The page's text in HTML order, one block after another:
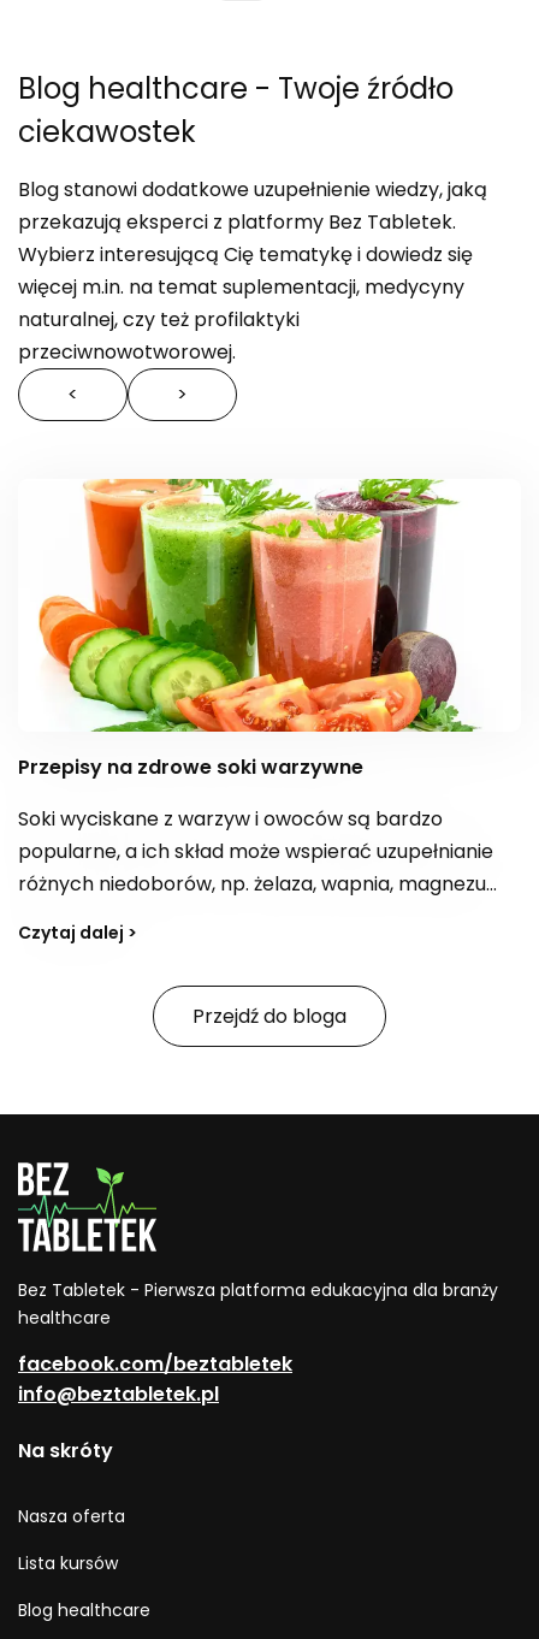
Blog healthcare - Twoje źródło
ciekawostek
Blog stanowi dodatkowe uzupełnienie wiedzy, jaką
przekazują eksperci z platformy Bez Tabletek.
Wybierz interesującą Cię tematykę i dowiedz się
więcej m.in. na temat suplementacji, medycyny
naturalnej, czy też profilaktyki
przeciwnowotworowej.
<
>
Przepisy na zdrowe soki warzywne
Soki wyciskane z warzyw i owoców są bardzo
popularne, a ich skład może wspierać uzupełnianie
różnych niedoborów, np. żelaza, wapnia, magnezu
zależności od kompozycji bywają postrzegane jako
„bomba witaminowa” z witaminami z grupy B,
witaminą E i C. Jak tworzyć przepisy na smaczne,
zdrowe soki i na co zwracać uwagę, jeśli celem jest
toksyn?
Czytaj dalej >
Przejdź do bloga
Bez Tabletek - Pierwsza platforma edukacyjna dla branży
healthcare
facebook.com/beztabletek
info@beztabletek.pl
Na skróty
Nasza oferta
Lista kursów
Blog healthcare